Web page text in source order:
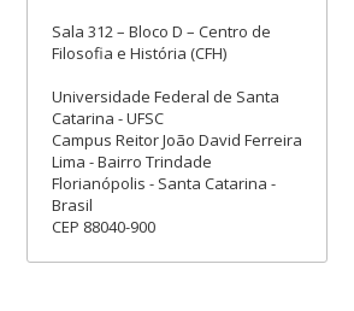
Sala 312 – Bloco D – Centro de
Filosofia e História (CFH)
Universidade Federal de Santa
Catarina - UFSC
Campus Reitor João David Ferreira
Lima - Bairro Trindade
Florianópolis - Santa Catarina -
Brasil
CEP 88040-900